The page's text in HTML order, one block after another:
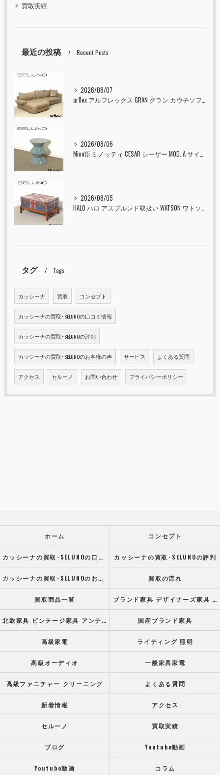
買取実績
最近の投稿 Recent Posts
2026/08/07
2026/08/06
2026/08/05
タグ Tags
カッシーナ 買取 コンセプト
カッシーナの買取･SELUNOの口コミ情報
カッシーナの買取･SELUNOの評判
カッシーナの買取･SELUNOのお客様の声 サービス よくある質問
アクセス セルーノ お問い合わせ プライバシーポリシー
ホーム コンセプト
カッシーナの買取･SELUNOの口コミ情報 カッシーナの買取･SELUNOの評判
カッシーナの買取･SELUNOのお客様の声 買取の流れ
買取商品一覧 ブランド家具 デザイナーズ家具 高級オフィス家具
北欧家具 ビンテージ家具 アンティーク家具 国産ブランド家具
高級家電 ライティング 照明
高級オーディオ 一般家具家電
高級ファニチャー クリーニング よくある質問
新着情報 アクセス
セルーノ 買取実績
ブログ Youtube動画
Youtube動画 コラム